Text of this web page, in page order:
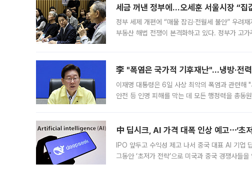
세금 꺼낸 정부에…오세훈 서울시장 “집
정부 세제 개편에 “매물 잠김·전월세 불안” 우려
부동산 해법 전쟁이 본격화하고 있다. 정부가 고
李 "폭염은 국가적 기후재난"…냉방·전
이재명 대통령은 6일 사상 최악의 폭염과 관련해
안전 등 인명 피해를 막는 데 모든 행정력을 총동
中 딥시크, AI 가격 대폭 인상 예고⋯‘초
IPO 앞두고 수익성 제고 나서 중국 대표 AI 기업
그동안 ‘초저가 전략’으로 미국과 중국 경쟁사들